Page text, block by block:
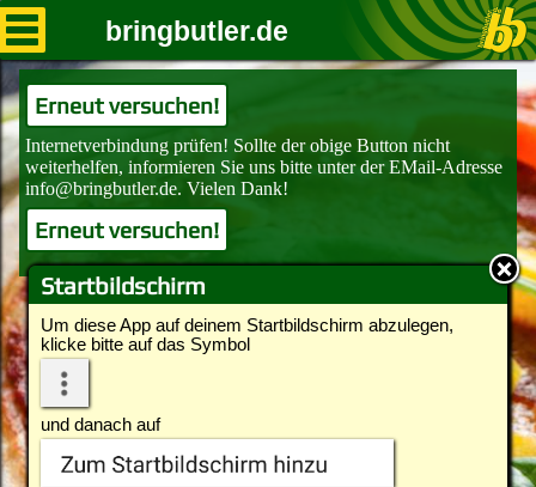
Startbildschirm
Um diese App auf deinem Startbildschirm abzulegen,
klicke bitte auf das Symbol
und danach auf
bringbutler.de
Erneut versuchen!
Erneut versuchen!